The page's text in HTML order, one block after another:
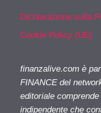
Dichiarazione sulla
Cookie Policy (UE)
finanzalive.com è
FINANCE del
editoriale
indipendente che